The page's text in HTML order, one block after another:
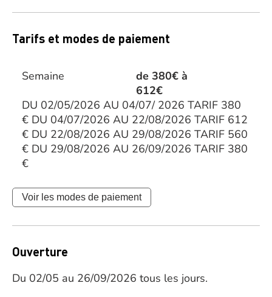
Tarifs et modes de paiement
Semaine
de 380€ à
612€
DU 02/05/2026 AU 04/07/ 2026 TARIF 380
€ DU 04/07/2026 AU 22/08/2026 TARIF 612
€ DU 22/08/2026 AU 29/08/2026 TARIF 560
€ DU 29/08/2026 AU 26/09/2026 TARIF 380
€
Voir les modes de paiement
Ouverture
Du 02/05 au 26/09/2026 tous les jours.